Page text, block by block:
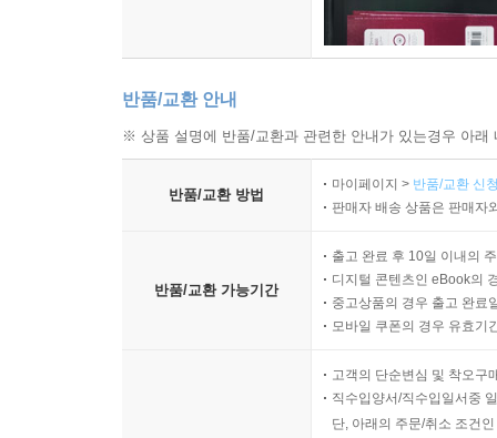
반품/교환 안내
※ 상품 설명에 반품/교환과 관련한 안내가 있는경우 아
반품/교환 방법
마이페이지 > 반품/교환 신
판매자 배송 상품은 판매자
반품/교환 가능기간
출고 완료 후 10일 이내의
디지털 콘텐츠인 eBook의
중고상품의 경우 출고 완료
모바일 쿠폰의 경우 유효기
고객의 단순변심 및 착오구
직수입양서/직수입일서중
단, 아래의 주문/취소 조건